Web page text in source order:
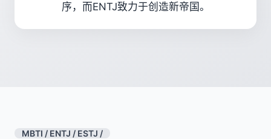
序，而ENTJ致力于创造新帝国。
MBTI / ENTJ / ESTJ /